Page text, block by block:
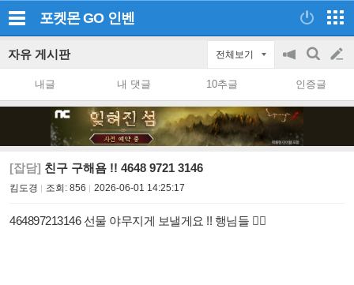
포켓몬 GO 인벤
자유 게시판 전체보기
공
on/off
검
색
글
쓰
내글 내 댓글 10추글 인증글
[잡담] 친구 구해욤 !! 4648 9721 3146
킴도경 조회: 856 2026-06-01 14:25:17
464897213146 선물 야무지게 보낼게요 !! 행님들 🙇‍♂